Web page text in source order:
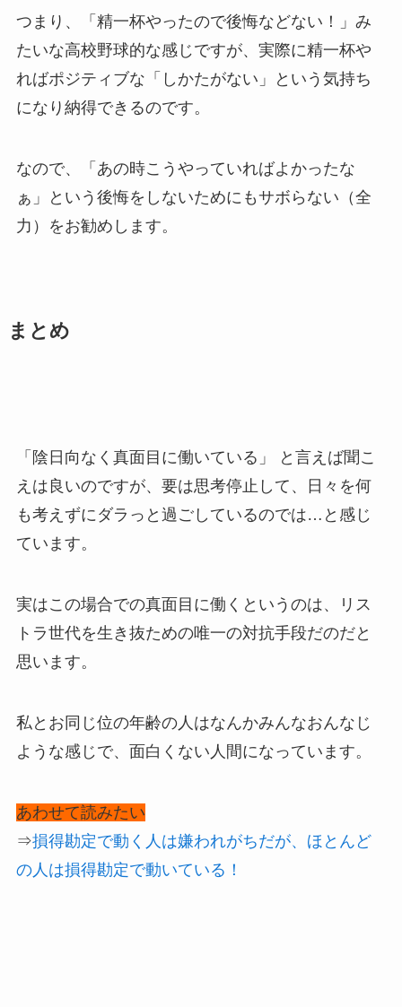
つまり、「精一杯やったので後悔などない！」み
たいな高校野球的な感じですが、実際に精一杯や
ればポジティブな「しかたがない」という気持ち
になり納得できるのです。
なので、「あの時こうやっていればよかったな
ぁ」という後悔をしないためにもサボらない（全
力）をお勧めします。
まとめ
「陰日向なく真面目に働いている」 と言えば聞こ
えは良いのですが、要は思考停止して、日々を何
も考えずにダラっと過ごしているのでは…と感じ
ています。
実はこの場合での真面目に働くというのは、リス
トラ世代を生き抜ための唯一の対抗手段だのだと
思います。
私とお同じ位の年齢の人はなんかみんなおんなじ
ような感じで、面白くない人間になっています。
あわせて読みたい
⇒損得勘定で動く人は嫌われがちだが、ほとんど
の人は損得勘定で動いている！